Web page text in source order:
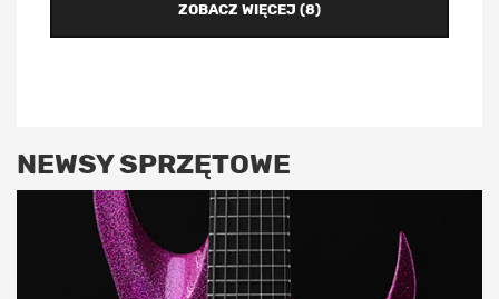
ZOBACZ WIĘCEJ (8)
NEWSY SPRZĘTOWE